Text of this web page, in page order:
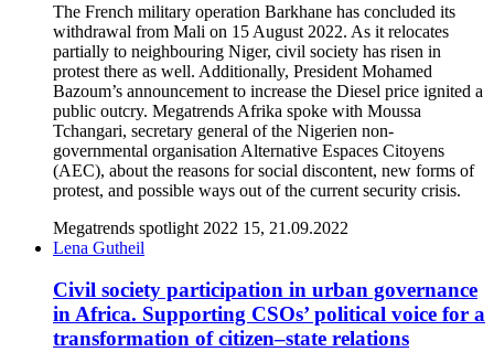
The French military operation Barkhane has concluded its
withdrawal from Mali on 15 August 2022. As it relocates
partially to neighbouring Niger, civil society has risen in
protest there as well. Additionally, President Mohamed
Bazoum’s announcement to increase the Diesel price ignited a
public outcry. Megatrends Afrika spoke with Moussa
Tchangari, secretary general of the Nigerien non-
governmental organisation Alternative Espaces Citoyens
(AEC), about the reasons for social discontent, new forms of
protest, and possible ways out of the current security crisis.
Megatrends spotlight 2022 15, 21.09.2022
Lena Gutheil
Civil society participation in urban governance
in Africa. Supporting CSOs’ political voice for a
transformation of citizen–state relations